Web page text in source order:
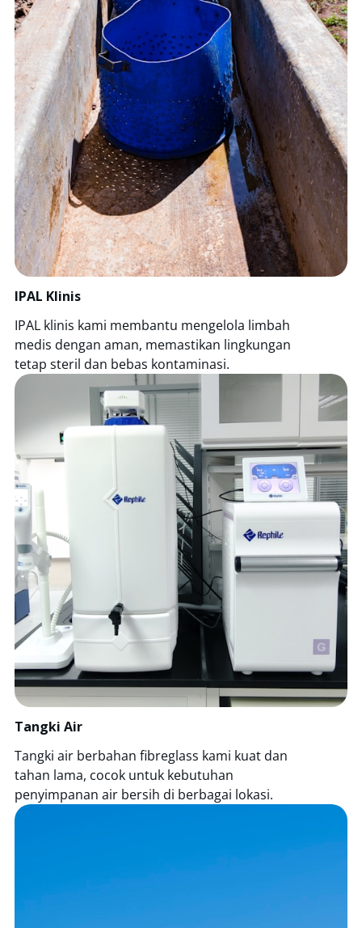
IPAL Klinis
IPAL klinis kami membantu mengelola limbah
medis dengan aman, memastikan lingkungan
tetap steril dan bebas kontaminasi.
Tangki Air
Tangki air berbahan fibreglass kami kuat dan
tahan lama, cocok untuk kebutuhan
penyimpanan air bersih di berbagai lokasi.